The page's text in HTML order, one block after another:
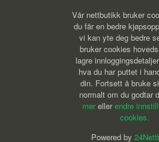
Vår nettbutikk bruker
du får en bedre
vi kan yte deg bedre
bruker cookies
lagre
hva du har puttet i
din. Fortsett å bruke
normalt om du godtar
mer ellerendre
cookies.
Powered by